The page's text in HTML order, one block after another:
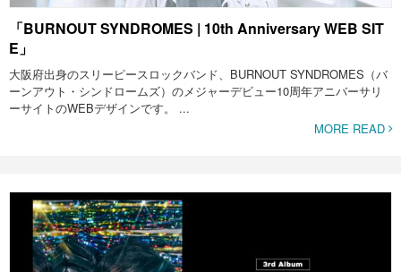
「BURNOUT SYNDROMES | 10th Anniversary WEB SIT
E」
大阪府出身のスリーピースロックバンド、BURNOUT SYNDROMES（バ
ーンアウト・シンドロームズ）のメジャーデビュー10周年アニバーサリ
ーサイトのWEBデザインです。 ...
MORE READ